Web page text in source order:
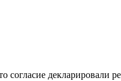
декларировали